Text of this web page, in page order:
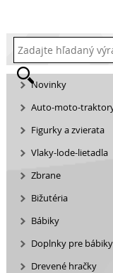
Novinky
Auto-moto-
Figurky a zvierata
Vlaky-lode-lietadla
Zbrane
Bižutéria
Bábiky
Doplnky pre bábiky
Drevené hračky